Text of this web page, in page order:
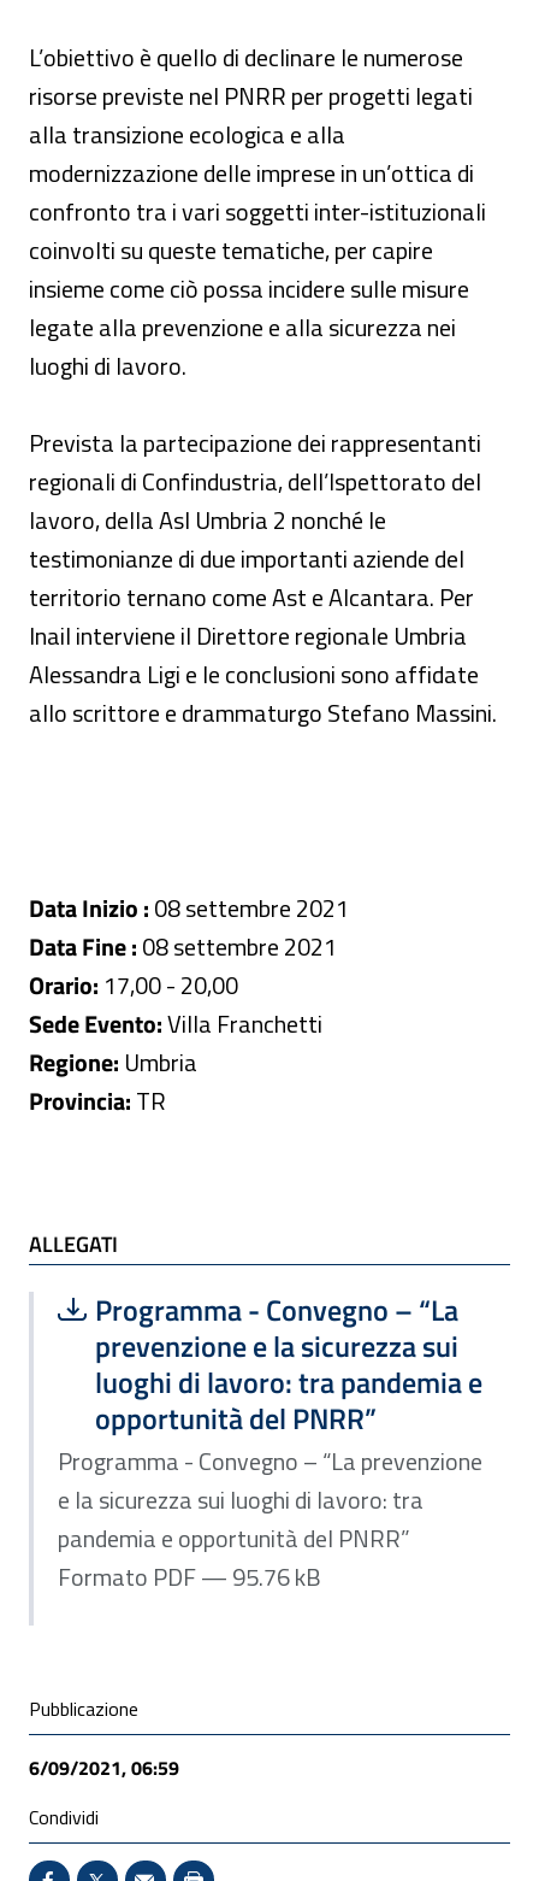
L’obiettivo è quello di declinare le numerose
risorse previste nel PNRR per progetti legati
alla transizione ecologica e alla
modernizzazione delle imprese in un’ottica di
confronto tra i vari soggetti inter-istituzionali
coinvolti su queste tematiche, per capire
insieme come ciò possa incidere sulle misure
legate alla prevenzione e alla sicurezza nei
luoghi di lavoro.
Prevista la partecipazione dei rappresentanti
regionali di Confindustria, dell’Ispettorato del
lavoro, della Asl Umbria 2 nonché le
testimonianze di due importanti aziende del
territorio ternano come Ast e Alcantara. Per
Inail interviene il Direttore regionale Umbria
Alessandra Ligi e le conclusioni sono affidate
allo scrittore e drammaturgo Stefano Massini.
Data Inizio :08 settembre 2021
Data Fine :08 settembre 2021
Orario: 17,00 - 20,00
Sede Evento:Villa Franchetti
Regione: Umbria
Provincia:TR
ALLEGATI
ALLEGATI
Scarica file:
Programma - Convegno – “La
prevenzione e la sicurezza sui
luoghi di lavoro: tra pandemia e
opportunità del PNRR”
Formato PDF — Dimensione 95.76 kB
Programma - Convegno – “La prevenzione
e la sicurezza sui luoghi di lavoro: tra
pandemia e opportunità del PNRR”
Formato PDF — 95.76 kB
Condivisione social
Pubblicazione
6/09/2021, 06:59
Condividi